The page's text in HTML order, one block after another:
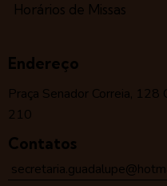
Horários de Missas
Endereço
Praça Senador Correia,
210
Contatos